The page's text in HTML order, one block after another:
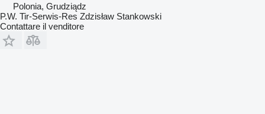
Polonia, Grudziądz
P.W. Tir-Serwis-Res Zdzisław Stankowski
Contattare il venditore